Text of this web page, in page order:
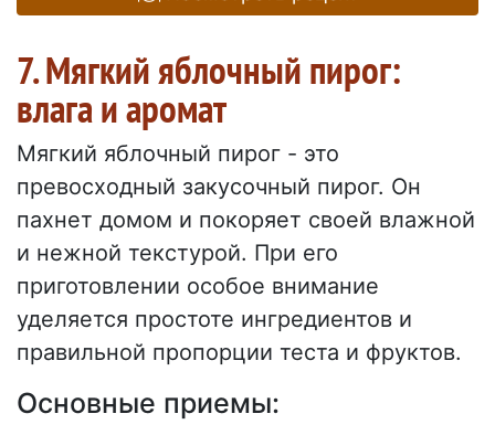
7. Мягкий яблочный пирог:
влага и аромат
Мягкий яблочный пирог - это
превосходный закусочный пирог. Он
пахнет домом и покоряет своей влажной
и нежной текстурой. При его
приготовлении особое внимание
уделяется простоте ингредиентов и
правильной пропорции теста и фруктов.
Основные приемы: